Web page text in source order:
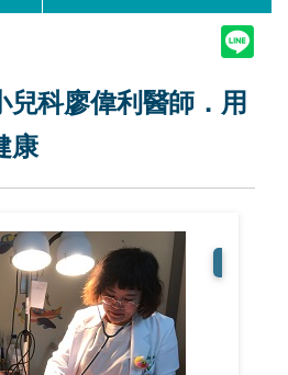
兒科廖偉利醫師．用
康